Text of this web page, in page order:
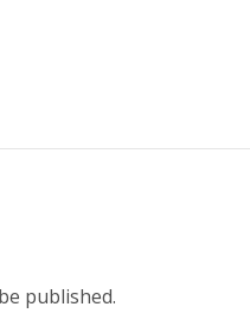
published.